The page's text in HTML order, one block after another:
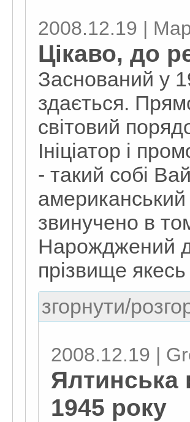
2008.12.19 |
Цікаво, до
Заснований у
здається.
світовий
Ініціатор і
- такий собі
американський
звинучено в
Нарожджений
прізвище
згорнути/
2008.12.19 |
Ялтинська
1945 року